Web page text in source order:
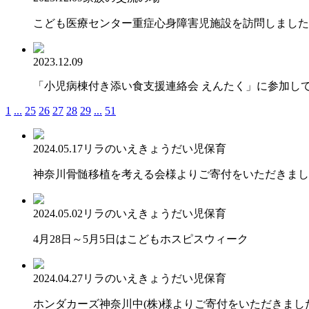
こども医療センター重症心身障害児施設を訪問しました
2023.12.09
「小児病棟付き添い食支援連絡会 えんたく」に参加し
1 ... 25 26 27 28 29 ... 51
2024.05.17リラのいえ きょうだい児保育
神奈川骨髄移植を考える会様よりご寄付をいただきま
2024.05.02 リラのいえ きょうだい児保育
4月28日～5月5日はこどもホスピスウィーク
2024.04.27リラのいえ きょうだい児保育
ホンダカーズ神奈川中(株)様よりご寄付をいただきまし